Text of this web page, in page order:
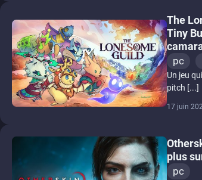
The
Tiny
pc
Un jeu
pitch [...]
17 juin
plus
pc